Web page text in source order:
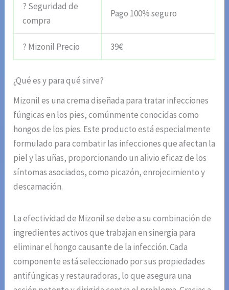
? Seguridad de
compra
Pago 100% seguro
? Mizonil Precio 39€
¿Qué es y para qué sirve?
Mizonil es una crema diseñada para tratar infecciones
fúngicas en los pies, comúnmente conocidas como
hongos de los pies. Este producto está especialmente
formulado para combatir las infecciones que afectan la
piel y las uñas, proporcionando un alivio eficaz de los
síntomas asociados, como picazón, enrojecimiento y
descamación.
La efectividad de Mizonil se debe a su combinación de
ingredientes activos que trabajan en sinergia para
eliminar el hongo causante de la infección. Cada
componente está seleccionado por sus propiedades
antifúngicas y restauradoras, lo que asegura una